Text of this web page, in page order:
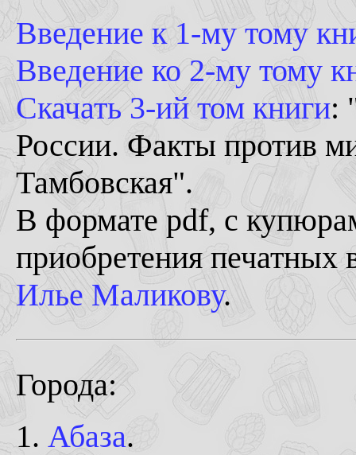
Введение к 1-му тому
Введение ко 2-му тому
Скачать 3-ий том книги:
России. Факты против
Тамбовская".
В формате pdf, с
приобретения печатных
Илье Маликову.
Города:
Абаза.